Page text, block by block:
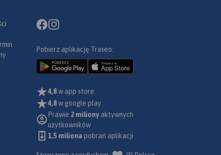
Pobierz aplikację Traseo:
4,8w app store
4,8w google play
Prawie 2 miliony aktywnych
użytkowników
1.5 miliona pobrań aplikacji